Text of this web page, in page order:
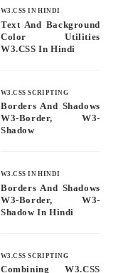
W3.CSS IN HINDI
Text And Background
Color Utilities
W3.CSS In Hindi
W3.CSS SCRIPTING
Borders And Shadows
W3-Border, W3-
Shadow
W3.CSS IN HINDI
Borders And Shadows
W3-Border, W3-
Shadow In Hindi
W3.CSS SCRIPTING
Combining W3.CSS